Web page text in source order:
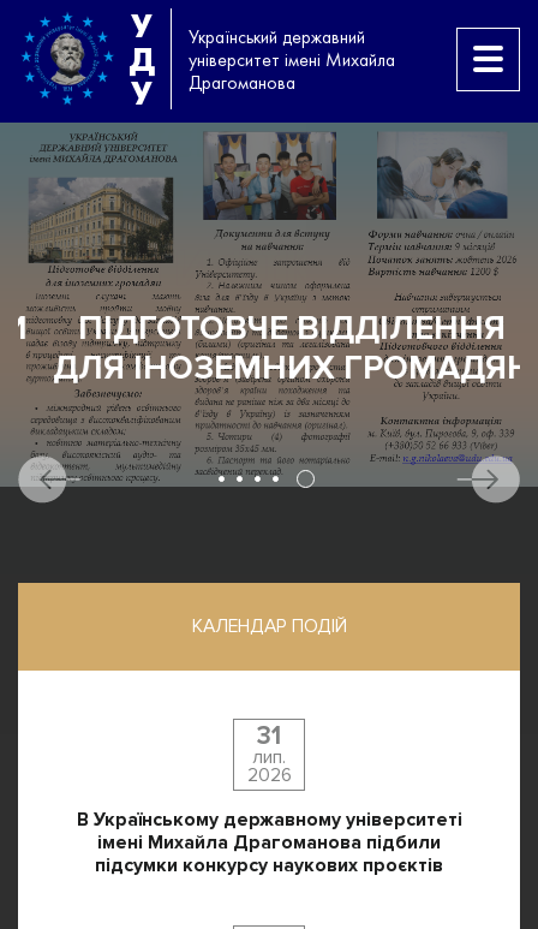
У
Д
У
Український державний
університет імені Михайла
Драгоманова
ПІДГОТОВЧЕ ВІДДІЛЕННЯ
ДЛЯ ІНОЗЕМНИХ ГРОМАДЯН
КАЛЕНДАР ПОДІЙ
31
лип.
2026
В Українському державному університеті
імені Михайла Драгоманова підбили
підсумки конкурсу наукових проєктів